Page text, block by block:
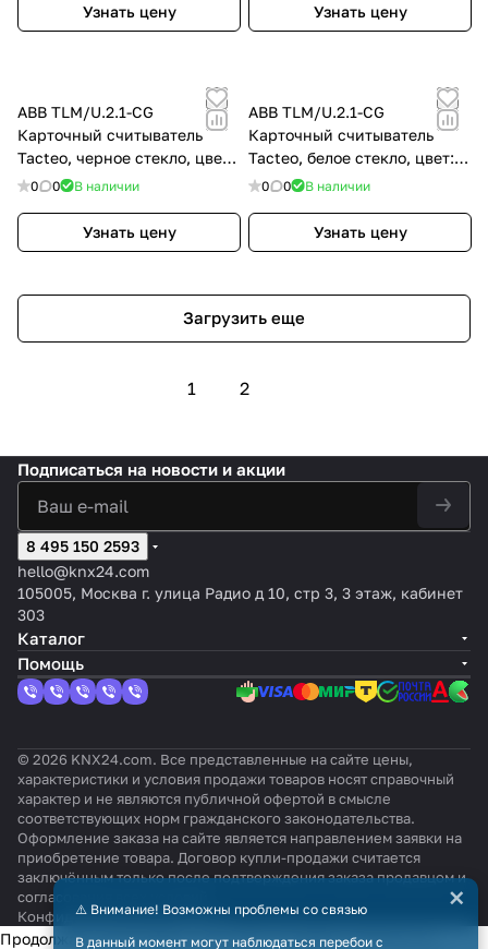
Узнать цену Узнать цену
ABB TLM/U.2.1-CG
Карточный считыватель
Tacteo, черное стекло, цвет:
Чёрный
0 0 В наличии
Узнать цену
ABB TLM/U.2.1-CG
Карточный считыватель
Tacteo, белое стекло, цвет:
Цвет на выбор
0 0 В наличии
Узнать цену
Загрузить еще
1 2
Подписаться на новости и акции
8 495 150 2593
hello@knx24.com
105005, Москва г. улица Радио д 10, стр 3, 3 этаж, кабинет
303
Каталог
Помощь
© 2026 KNX24.com. Все представленные на сайте цены,
характеристики и условия продажи товаров носят справочный
характер и не являются публичной офертой в смысле
соответствующих норм гражданского законодательства.
Оформление заказа на сайте является направлением заявки на
приобретение товара. Договор купли-продажи считается
заключённым только после подтверждения заказа продавцом и
согласования всех условий.
КонфиденциальностьОферта
⚠️ Внимание! Возможны проблемы со связью
В данный момент могут наблюдаться перебои с
×
Продолжая использовать наш сайт, вы даёте согласие на